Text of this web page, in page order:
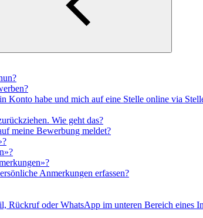
Konto habe und mich auf eine Stelle online via
Wie geht das?
meine Bewerbung meldet?
Anmerkungen erfassen?
oder WhatsApp im unteren Bereich eines